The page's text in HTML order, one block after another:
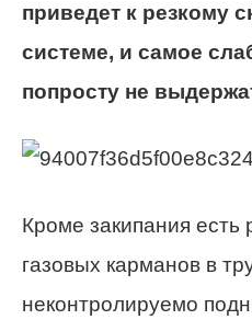
приведет к резкому
системе, и самое
попросту не
Кроме закипания есть
газовых карманов в
неконтролируемо